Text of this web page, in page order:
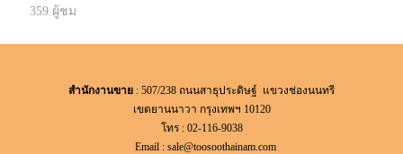
359 ผู้ชม
สำนักงานขาย : 507/238 ถนนสาธุประดิษฐ์ แขวงช่องนนทรี
เขตยานนาวา กรุงเทพฯ 10120
โทร : 02-116-9038
Email : sale@toosoothainam.com